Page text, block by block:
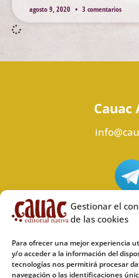
Gestionar el
de las cookies
Para ofrecer una mejor experiencia
y/o acceder a la información del
tecnologías nos permitirá procesar
navegación o las identificaciones
agosto 9, 2020 3 comentarios
Cauac
Síguenos en
Síguenos